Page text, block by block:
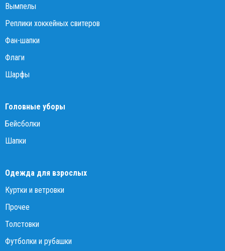
Вымпелы
Реплики хоккейных свитеров
Фан-шапки
Флаги
Шарфы
Головные уборы
Бейсболки
Шапки
Одежда для взрослых
Куртки и ветровки
Прочее
Толстовки
Футболки и рубашки